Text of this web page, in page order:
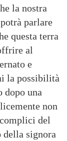
la nostra
parlare
questa terra
al
e
la possibilità
dopo una
non
del
della signora